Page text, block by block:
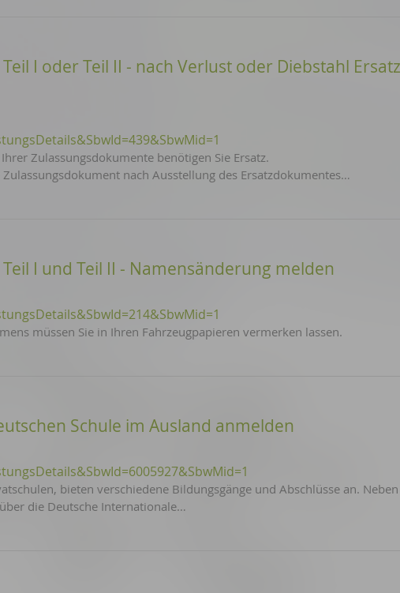
I oder Teil II - nach Verlust oder Diebstahl Ersatz
Zulassungsdokumente benötigen Sie Ersatz.
nach Ausstellung des Ersatzdokumentes…
I und Teil II - Namensänderung melden
müssen Sie in Ihren Fahrzeugpapieren vermerken lassen.
Schule im Ausland anmelden
bieten verschiedene Bildungsgänge und Abschlüsse an.
die Deutsche Internationale…